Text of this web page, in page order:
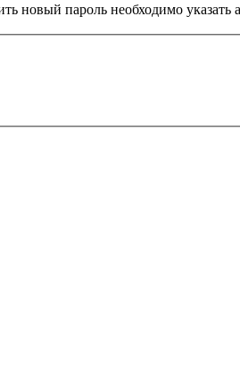
новый пароль необходимо указать